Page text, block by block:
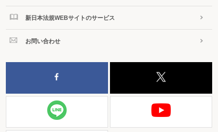
新日本法規WEBサイトのサービス
お問い合わせ